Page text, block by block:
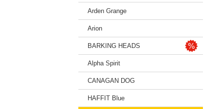
Arden Grange
Arion
BARKING HEADS
Alpha Spirit
CANAGAN DOG
HAFFIT Blue